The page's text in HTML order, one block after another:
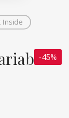
Inside
-45%